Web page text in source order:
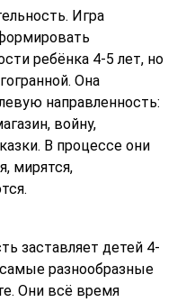
Игра
ребёнка 4-5 лет, но
Она
направленность:
войну,
В процессе они
мирятся,
заставляет детей 4-
разнообразные
Они всё время